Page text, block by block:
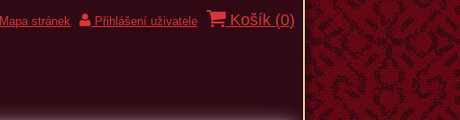
Mapa stránek Přihlášení uživatele Košík (0)